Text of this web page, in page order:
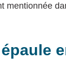
mentionnée